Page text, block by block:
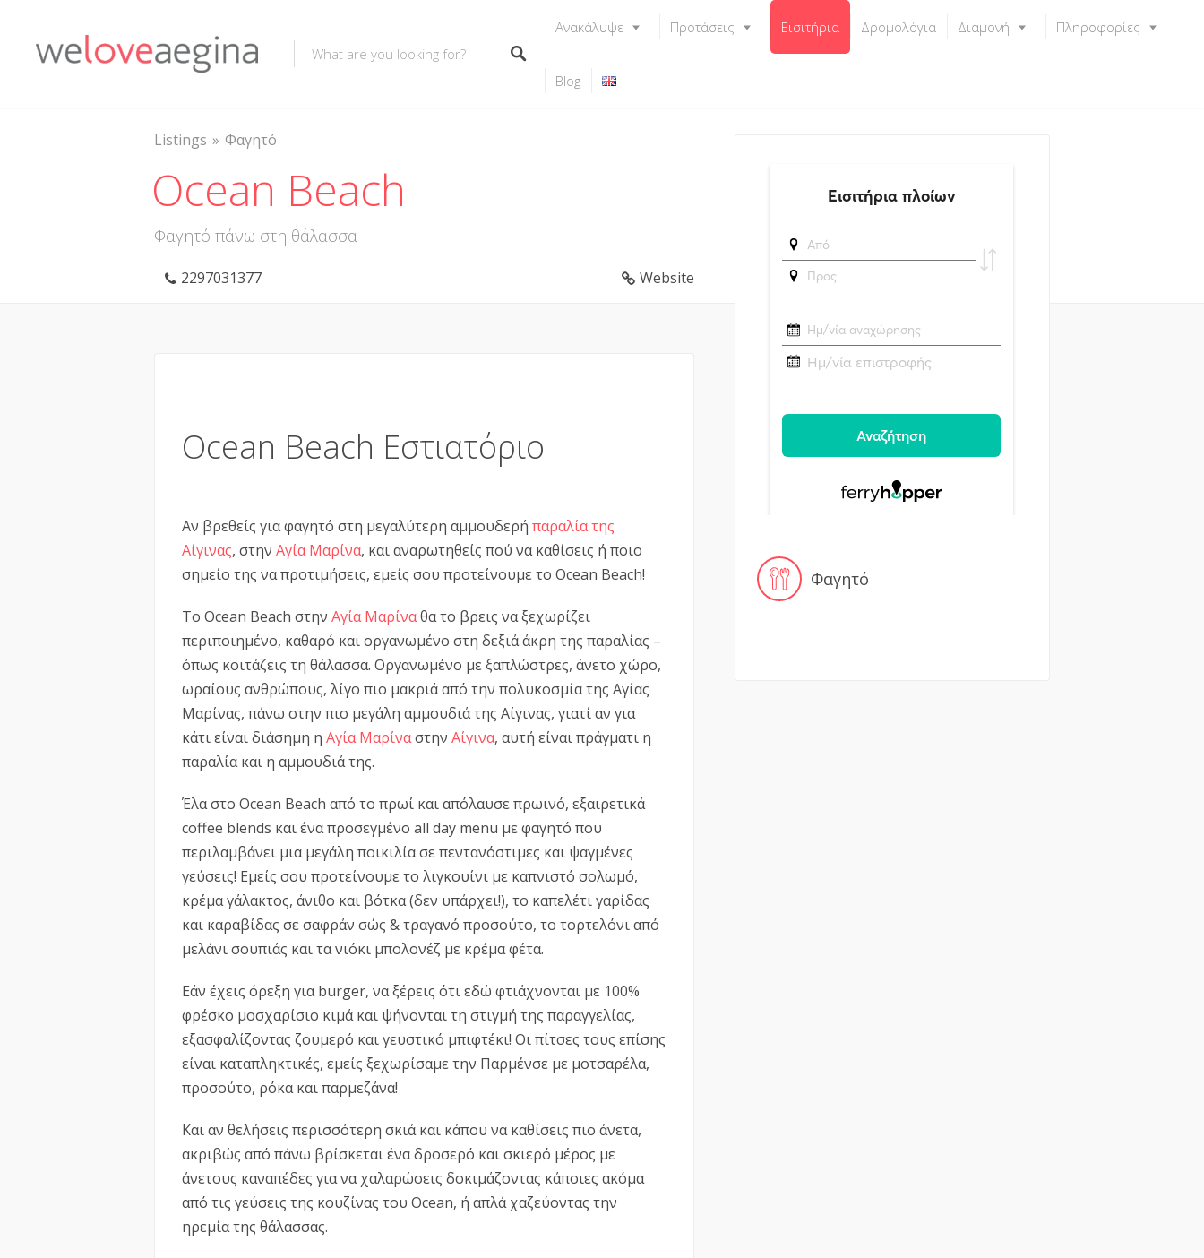
Ανακάλυψε Προτάσεις Εισιτήρια Δρομολόγια Διαμονή Πληροφορίες
Blog
Listings Φαγητό
Ocean Beach
Φαγητό πάνω στη θάλασσα
2297031377 Website
Ocean Beach Εστιατόριο
Αν βρεθείς για φαγητό στη μεγαλύτερη αμμουδερή παραλία της
Αίγινας, στην Αγία Μαρίνα, και αναρωτηθείς πού να καθίσεις ή ποιο
σημείο της να προτιμήσεις, εμείς σου προτείνουμε το Ocean Beach!
Το Ocean Βeach στην Αγία Μαρίναθα το βρεις να ξεχωρίζει
περιποιημένο, καθαρό και οργανωμένο στη δεξιά άκρη της παραλίας –
όπως κοιτάζεις τη θάλασσα. Οργανωμένο με ξαπλώστρες, άνετο χώρο,
ωραίους ανθρώπους, λίγο πιο μακριά από την πολυκοσμία της Αγίας
Μαρίνας, πάνω στην πιο μεγάλη αμμουδιά της Αίγινας, γιατί αν για
κάτι είναι διάσημη η Αγία Μαρίναστην Αίγινα, αυτή είναι πράγματι η
παραλία και η αμμουδιά της.
Έλα στο Ocean Βeach από το πρωί και απόλαυσε πρωινό, εξαιρετικά
coffee blends και ένα προσεγμένο all day menu με φαγητό που
περιλαμβάνει μια μεγάλη ποικιλία σε πεντανόστιμες και ψαγμένες
γεύσεις! Εμείς σου προτείνουμε το λιγκουίνι µε καπνιστό σολωμό,
κρέμα γάλακτος, άνιθο και βότκα (δεν υπάρχει!), το καπελέτι γαρίδας
και καραβίδας σε σαφράν σώς & τραγανό προσούτο, το τορτελόνι από
μελάνι σουπιάς και τα νιόκι μπολονέζ με κρέμα φέτα.
Εάν έχεις όρεξη για burger, να ξέρεις ότι εδώ φτιάχνονται με 100%
φρέσκο μοσχαρίσιο κιμά και ψήνονται τη στιγμή της παραγγελίας,
εξασφαλίζοντας ζουμερό και γευστικό μπιφτέκι! Οι πίτσες τους επίσης
είναι καταπληκτικές, εμείς ξεχωρίσαμε την Παρμένσε με μοτσαρέλα,
προσούτο, ρόκα και παρμεζάνα!
Και αν θελήσεις περισσότερη σκιά και κάπου να καθίσεις πιο άνετα,
ακριβώς από πάνω βρίσκεται ένα δροσερό και σκιερό μέρος με
άνετους καναπέδες για να χαλαρώσεις δοκιμάζοντας κάποιες ακόμα
από τις γεύσεις της κουζίνας του Ocean, ή απλά χαζεύοντας την
ηρεμία της θάλασσας.
Φαγητό